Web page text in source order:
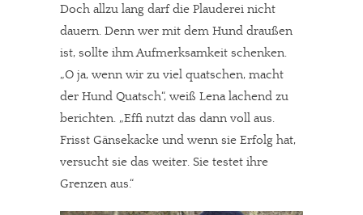
Doch allzu lang darf die Plauderei nicht
dauern. Denn wer mit dem Hund draußen
ist, sollte ihm Aufmerksamkeit schenken.
„O ja, wenn wir zu viel quatschen, macht
der Hund Quatsch“, weiß Lena lachend zu
berichten. „Effi nutzt das dann voll aus.
Frisst Gänsekacke und wenn sie Erfolg hat,
versucht sie das weiter. Sie testet ihre
Grenzen aus.“